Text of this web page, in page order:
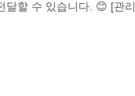
달할 수 있습니다. 😊 [관리